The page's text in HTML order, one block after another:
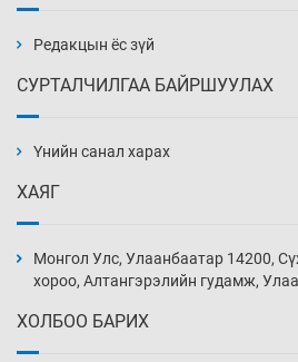
13 цаг 7 мин
13 цаг 37 мин
14 цаг 7 мин
Редакцын ёс зүй
СУРТАЛЧИЛГАА БАЙРШУУЛАХ
Үнийн санал харах
ХАЯГ
Монгол Улс, Улаанбаатар 14200,
хороо, Алтангэрэлийн гудамж,
ХОЛБОО БАРИХ